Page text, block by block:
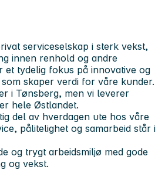
serviceselskap i sterk vekst,
innen renhold og andre
et tydelig fokus på innovative og
skaper verdi for våre kunder.
i Tønsberg, men vi leverer
hele Østlandet.
del av hverdagen ute hos våre
pålitelighet og samarbeid står i
og trygt arbeidsmiljø med gode
og vekst.